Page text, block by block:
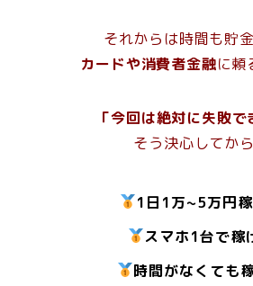
それからは時間も貯
カードや消費者金融に
「今回は絶対に失敗で
そう決心してか
1日1万~5万円
スマホ1台で稼
時間がなくても